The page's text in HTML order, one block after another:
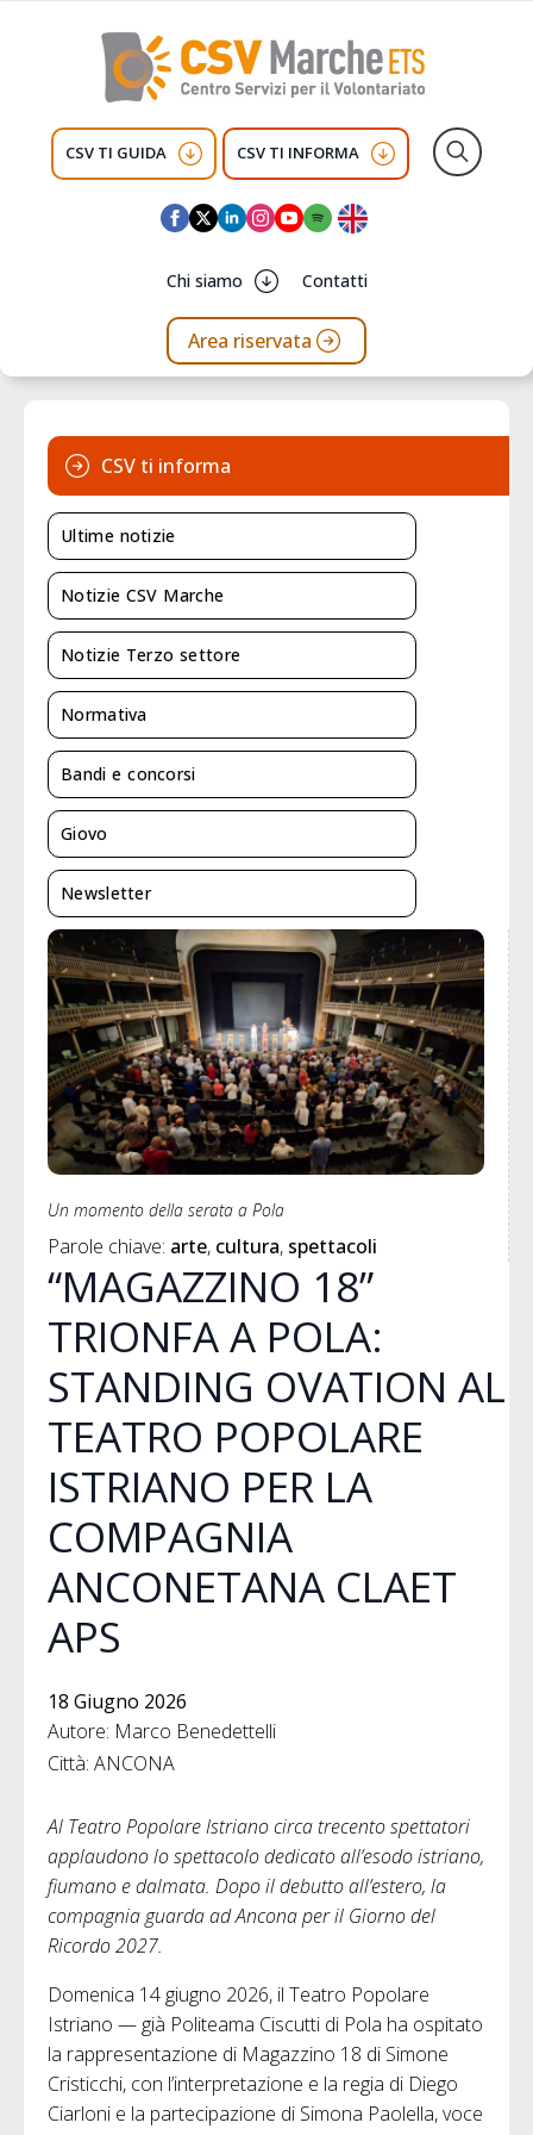
CSV TI GUIDA CSV TI INFORMA
Chi siamo Contatti
Area riservata
Un momento della serata a Pola
Parole chiave: arte cultura spettacoli
“MAGAZZINO 18”
TRIONFA A POLA:
STANDING OVATION AL
TEATRO POPOLARE
ISTRIANO PER LA
COMPAGNIA
ANCONETANA CLAET
APS
18 Giugno 2026
Autore: Marco Benedettelli
Città: ANCONA
Al Teatro Popolare Istriano circa trecento spettatori
applaudono lo spettacolo dedicato all’esodo istriano,
fiumano e dalmata. Dopo il debutto all’estero, la
compagnia guarda ad Ancona per il Giorno del
Ricordo 2027.
Domenica 14 giugno 2026, il Teatro Popolare
Istriano — già Politeama Ciscutti di Pola ha ospitato
la rappresentazione di Magazzino 18 di Simone
Cristicchi, con l’interpretazione e la regia di Diego
Ciarloni e la partecipazione di Simona Paolella, voce
CSV ti informa
Ultime notizie
Notizie CSV Marche
Notizie Terzo settore
Normativa
Bandi e concorsi
Giovo
Newsletter